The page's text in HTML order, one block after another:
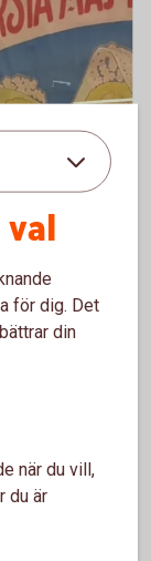
som
i Sverige.
beslut
det de
från
annat till
för dig. Det
din
när du vill,
du är